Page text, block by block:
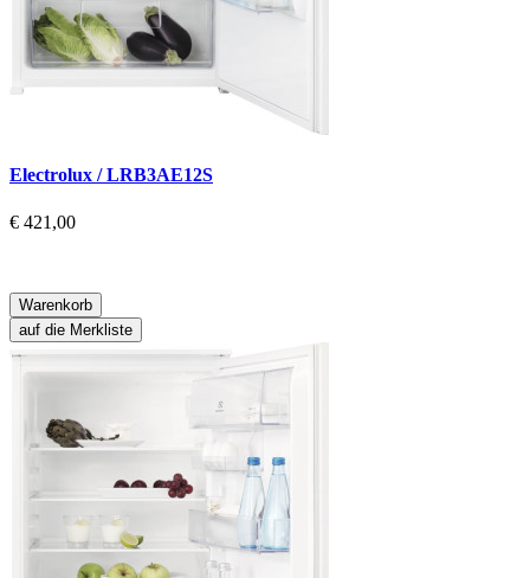
Electrolux / LRB3AE12S
€ 421,00
Warenkorb
auf die Merkliste